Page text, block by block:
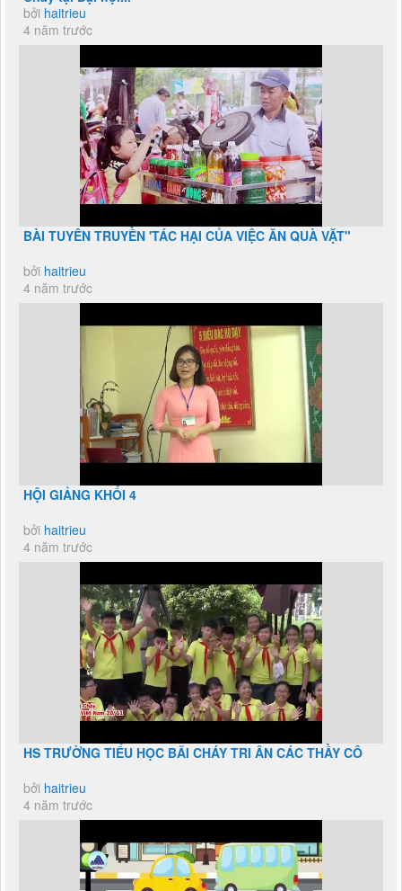
bởi haitrieu
4 năm trước
BÀI TUYÊN TRUYỀN 'TÁC HẠI CỦA VIỆC ĂN QUÀ VẶT"
bởi haitrieu
4 năm trước
HỘI GIẢNG KHỐI 4
bởi haitrieu
4 năm trước
HS TRƯỜNG TIỂU HỌC BÃI CHÁY TRI ÂN CÁC THẦY CÔ
bởi haitrieu
4 năm trước